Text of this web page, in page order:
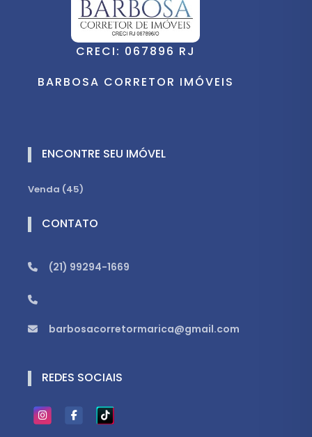
CRECI: 067896 RJ
BARBOSA CORRETOR IMÓVEIS
ENCONTRE SEU IMÓVEL
Venda (45)
CONTATO
(21) 99294-1669
barbosacorretormarica@gmail.com
REDES SOCIAIS